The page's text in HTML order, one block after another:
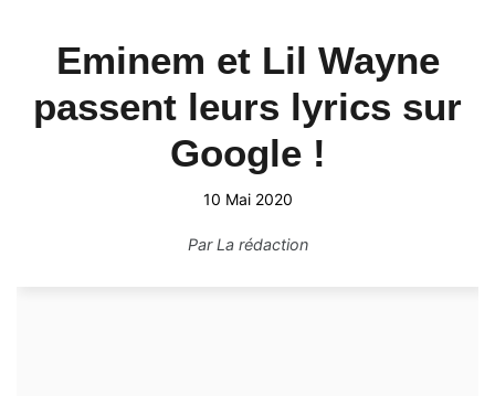
Eminem et Lil Wayne
passent leurs lyrics sur
Google !
10 Mai 2020
ParLa rédaction